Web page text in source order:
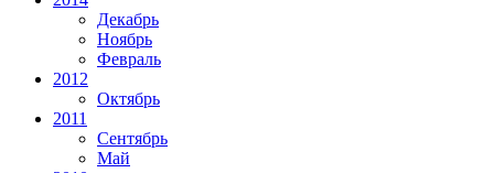
Декабрь
Ноябрь
Февраль
2012
Октябрь
2011
Сентябрь
Май